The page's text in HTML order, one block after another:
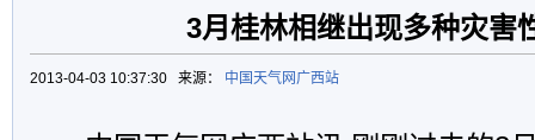
3月桂林相继出现多种灾害
2013-04-03 10:37:30 来源： 中国天气网广西站